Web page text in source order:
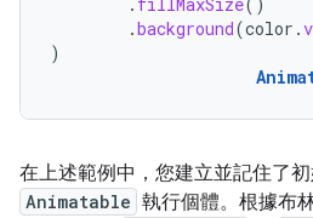
.background(color .
)
在上述範例中，您建立並記住了
Animatable 執行個體。根據布